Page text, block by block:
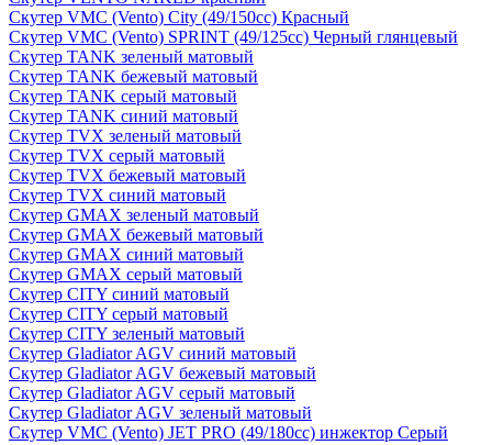
Скутер VMC (Vento) City (49/150cc) Красный
Скутер VMC (Vento) SPRINT (49/125cc) Черный глянцевый
Скутер TANK зеленый матовый
Скутер TANK бежевый матовый
Скутер TANK серый матовый
Скутер TANK синий матовый
Скутер TVX зеленый матовый
Скутер TVX серый матовый
Скутер TVX бежевый матовый
Скутер TVX синий матовый
Скутер GMAX зеленый матовый
Скутер GMAX бежевый матовый
Скутер GMAX синий матовый
Скутер GMAX серый матовый
Скутер CITY синий матовый
Скутер CITY серый матовый
Скутер CITY зеленый матовый
Скутер Gladiator AGV синий матовый
Скутер Gladiator AGV бежевый матовый
Скутер Gladiator AGV серый матовый
Скутер Gladiator AGV зеленый матовый
Скутер VMC (Vento) JET PRO (49/180cc) инжектор Серый